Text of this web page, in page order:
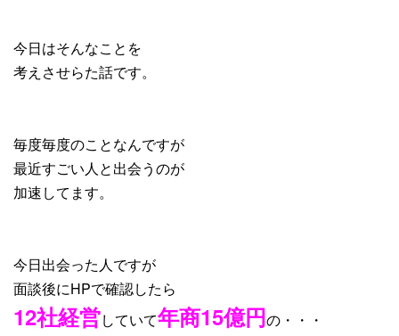
今日はそんなことを
考えさせらた話です。
毎度毎度のことなんですが
最近すごい人と出会うのが
加速してます。
今日出会った人ですが
面談後にHPで確認したら
12社経営していて年商15億円の・・・